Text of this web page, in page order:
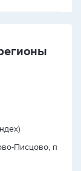
Писцово, п